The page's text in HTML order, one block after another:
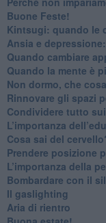
​Buone Feste!
​Kintsugi: quando le
Ansia e
Quando cambiare
​Quando la mente è
Non dormo, che
​Rinnovare gli spazi
​Condividere tutto
​L’importanza
​Cosa sai del
Prendere posizione
L’importanza della
​Bombardare con il
Il gaslighting
Aria di rientro